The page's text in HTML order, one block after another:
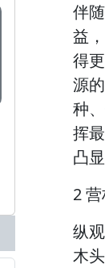
伴
益
得
源
种
挥
凸
2
纵
木